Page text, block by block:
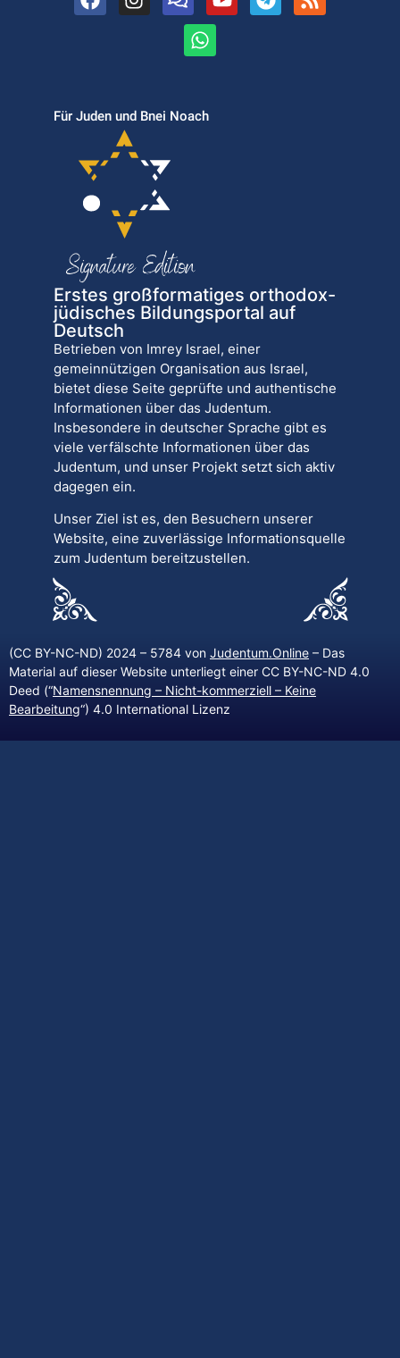
Für Juden und Bnei Noach
Erstes großformatiges orthodox-
jüdisches Bildungsportal auf
Deutsch
Betrieben von Imrey Israel, einer
gemeinnützigen Organisation aus Israel,
bietet diese Seite geprüfte und authentische
Informationen über das Judentum.
Insbesondere in deutscher Sprache gibt es
viele verfälschte Informationen über das
Judentum, und unser Projekt setzt sich aktiv
dagegen ein.
Unser Ziel ist es, den Besuchern unserer
Website, eine zuverlässige Informationsquelle
zum Judentum bereitzustellen.
(CC BY-NC-ND) 2024 – 5784 von Judentum.Online – Das
Material auf dieser Website unterliegt einer CC BY-NC-ND 4.0
Deed (“Namensnennung – Nicht-kommerziell – Keine
Bearbeitung“) 4.0 International Lizenz